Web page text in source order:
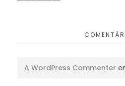
A WordPress Commenter